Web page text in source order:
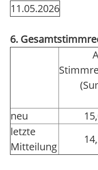
11.05.2026
6.
neu
letzte
Mitteilung